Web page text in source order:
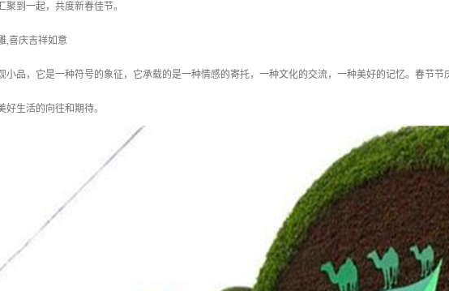
聚到一起，共度新春佳节。
,喜庆吉祥如意
小品，它是一种符号的象征，它承载的是一种情感的寄托，一种文化的交流，一种美好的记忆。春节
好生活的向往和期待。